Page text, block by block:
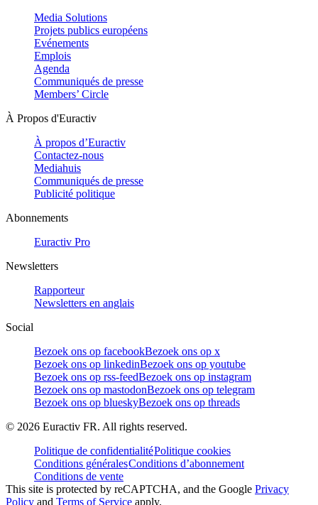
Media Solutions
Projets publics européens
Evénements
Emplois
Agenda
Communiqués de presse
Members’ Circle
À Propos d'Euractiv
À propos d’Euractiv
Contactez-nous
Mediahuis
Communiqués de presse
Publicité politique
Abonnements
Euractiv Pro
Newsletters
Rapporteur
Newsletters en anglais
Social
Bezoek ons op facebookBezoek ons op x
Bezoek ons op linkedinBezoek ons op youtube
Bezoek ons op rss-feedBezoek ons op instagram
Bezoek ons op mastodonBezoek ons op telegram
Bezoek ons op blueskyBezoek ons op threads
© 2026 Euractiv FR. All rights reserved.
Politique de confidentialitéPolitique cookies
Conditions généralesConditions d’abonnement
Conditions de vente
This site is protected by reCAPTCHA, and the Google Privacy
Policy and Terms of Service apply.